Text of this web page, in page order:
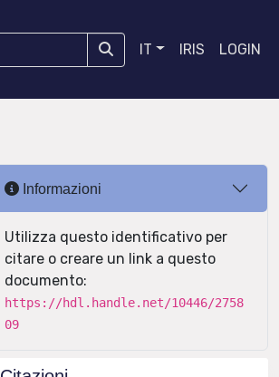
IT IRIS LOGIN
Informazioni
Utilizza questo identificativo per
citare o creare un link a questo
documento:
https://hdl.handle.net/10446/2758
09